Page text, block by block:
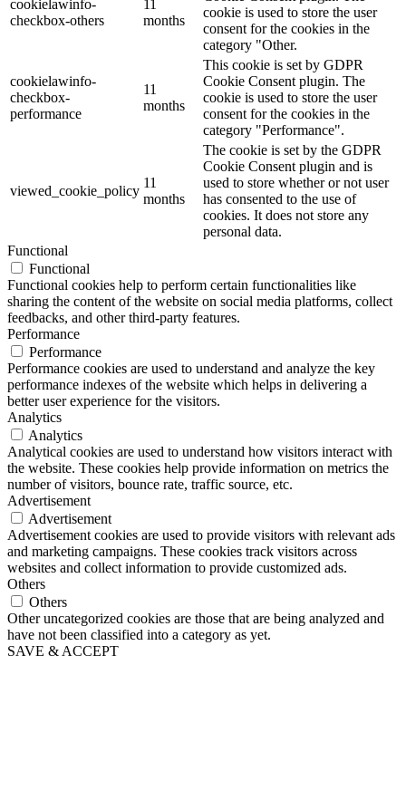
cookielawinfo-
checkbox-others
11
months
cookie is used to store the user
consent for the cookies in the
category "Other.
cookielawinfo-
checkbox-
performance
11
months
This cookie is set by GDPR
Cookie Consent plugin. The
cookie is used to store the user
consent for the cookies in the
category "Performance".
viewed_cookie_policy
11
months
The cookie is set by the GDPR
Cookie Consent plugin and is
used to store whether or not user
has consented to the use of
cookies. It does not store any
personal data.
Functional
Functional
Functional cookies help to perform certain functionalities like
sharing the content of the website on social media platforms, collect
feedbacks, and other third-party features.
Performance
Performance
Performance cookies are used to understand and analyze the key
performance indexes of the website which helps in delivering a
better user experience for the visitors.
Analytics
Analytics
Analytical cookies are used to understand how visitors interact with
the website. These cookies help provide information on metrics the
number of visitors, bounce rate, traffic source, etc.
Advertisement
Advertisement
Advertisement cookies are used to provide visitors with relevant ads
and marketing campaigns. These cookies track visitors across
websites and collect information to provide customized ads.
Others
Others
Other uncategorized cookies are those that are being analyzed and
have not been classified into a category as yet.
SAVE & ACCEPT